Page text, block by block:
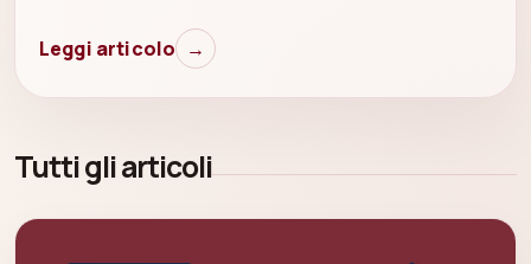
Leggi articolo →
Tutti gli articoli